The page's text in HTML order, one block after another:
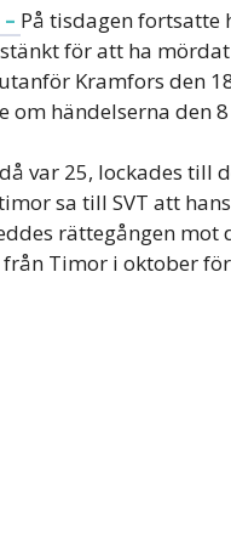
På tisdagen
för att ha
Kramfors den
om händelserna den
var 25, lockades till
sa till SVT att
rättegången mot
Timor i oktober